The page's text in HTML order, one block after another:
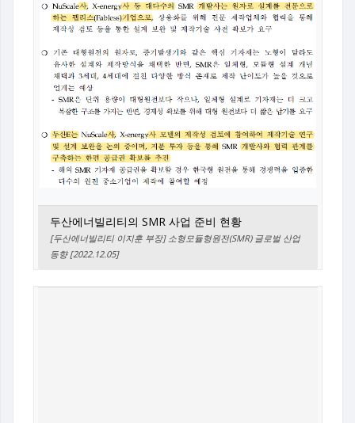
두산에너빌리티의 SMR 사업 준비 현황
[두산에너빌리티 이지훈 부장] 소형모듈형원전(SMR) 글로벌 산업
동향 [2022.12.05]